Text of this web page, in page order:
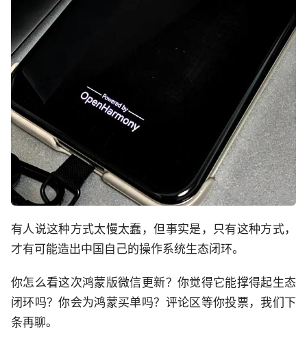
有人说这种方式太慢太蠢，但事实是，只有这种方式，
才有可能造出中国自己的操作系统生态闭环。
你怎么看这次鸿蒙版微信更新？你觉得它能撑得起生态
闭环吗？你会为鸿蒙买单吗？评论区等你投票，我们下
条再聊。